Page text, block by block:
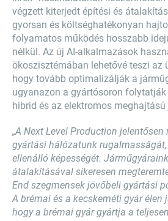
végzett kiterjedt építési és
gyorsan és költséghatékonyan
folyamatos működés hosszabb
nélkül. Az új AI-alkalmazások
ökoszisztémában lehetővé teszi az
hogy tovább optimalizálják a
ugyanazon a gyártósoron folytatják
hibrid és az elektromos
„A Next Level Production
gyártási hálózatunk
ellenálló képességét.
átalakításával sikeresen
End szegmensek jövőbeli gyártási
A brémai és a kecskeméti gyár élen
hogy a brémai gyár gyártja a